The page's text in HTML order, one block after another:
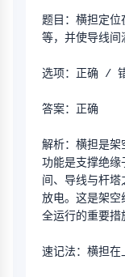
题目：横担定位
等，并使导线间
选项：正确 /
答案：正确
解析：横担是架
功能是支撑绝缘
间、导线与杆
放电。这是架空
全运行的重要措
速记法：横担在